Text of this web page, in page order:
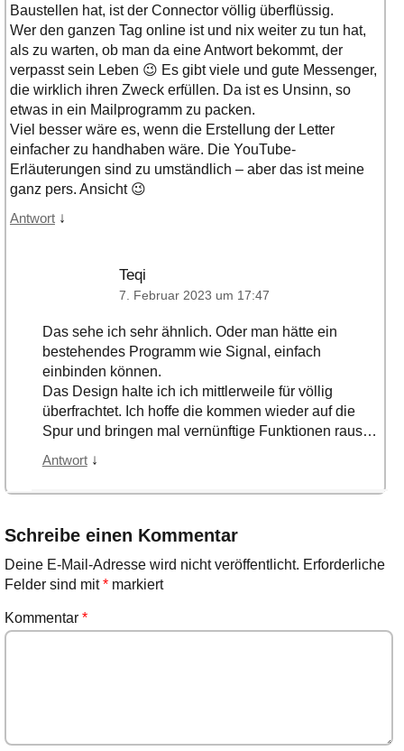
Baustellen hat, ist der Connector völlig überflüssig.
Wer den ganzen Tag online ist und nix weiter zu tun hat,
als zu warten, ob man da eine Antwort bekommt, der
verpasst sein Leben 😉 Es gibt viele und gute Messenger,
die wirklich ihren Zweck erfüllen. Da ist es Unsinn, so
etwas in ein Mailprogramm zu packen.
Viel besser wäre es, wenn die Erstellung der Letter
einfacher zu handhaben wäre. Die YouTube-
Erläuterungen sind zu umständlich – aber das ist meine
ganz pers. Ansicht 😉
Antwort ↓
Teqi
7. Februar 2023 um 17:47
Das sehe ich sehr ähnlich. Oder man hätte ein
bestehendes Programm wie Signal, einfach
einbinden können.
Das Design halte ich ich mittlerweile für völlig
überfrachtet. Ich hoffe die kommen wieder auf die
Spur und bringen mal vernünftige Funktionen raus…
Antwort ↓
Schreibe einen Kommentar
Deine E-Mail-Adresse wird nicht veröffentlicht. Erforderliche
Felder sind mit*markiert
Kommentar *